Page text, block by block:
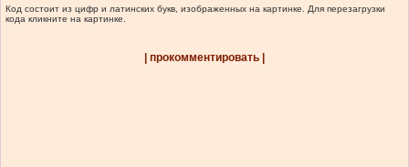
Код состоит из цифр и латинских букв, изображенных на картинке. Для перезагрузки
кода кликните на картинке.
| прокомментировать |